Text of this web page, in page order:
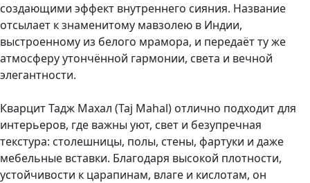
создающими эффект внутреннего сияния. Название
отсылает к знаменитому мавзолею в Индии,
выстроенному из белого мрамора, и передаёт ту же
атмосферу утончённой гармонии, света и вечной
элегантности.
Кварцит Тадж Махал (Taj Mahal) отлично подходит для
интерьеров, где важны уют, свет и безупречная
текстура: столешницы, полы, стены, фартуки и даже
мебельные вставки. Благодаря высокой плотности,
устойчивости к царапинам, влаге и кислотам, он